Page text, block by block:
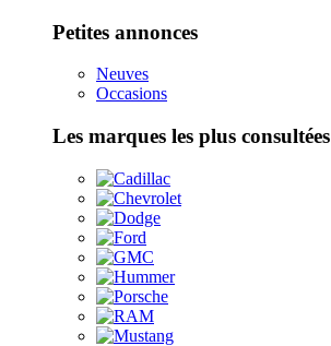
Petites annonces
Neuves
Occasions
Les marques les plus consultées